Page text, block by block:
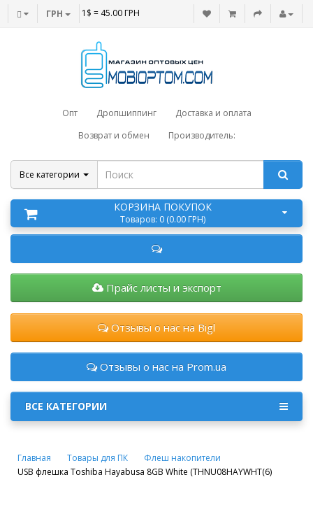
ГРН 1$ = 45.00 ГРН
Опт Дропшиппинг
Доставка и оплата
Возврат и обмен
Производитель:
Все категории
КОРЗИНА ПОКУПОК
Товаров: 0 (0.00 ГРН)
Прайс листы и экспорт
Отзывы о нас на Bigl
Отзывы о нас на Prom.ua
ВСЕ КАТЕГОРИИ
Главная Товары для ПК
Флеш накопители
USB флешка Toshiba Hayabusa 8GB White (THNU08HAYWHT(6)